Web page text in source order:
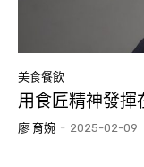
美食餐飲
用食匠精神發揮
廖 育婉 - 2025-02-09